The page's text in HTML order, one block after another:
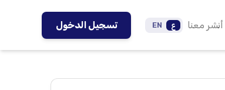
أنشر معنا ع EN تسجيل الدخول